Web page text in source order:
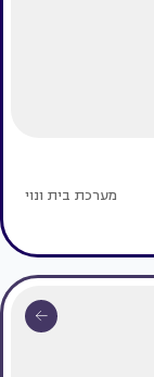
מערכת בית ונוי